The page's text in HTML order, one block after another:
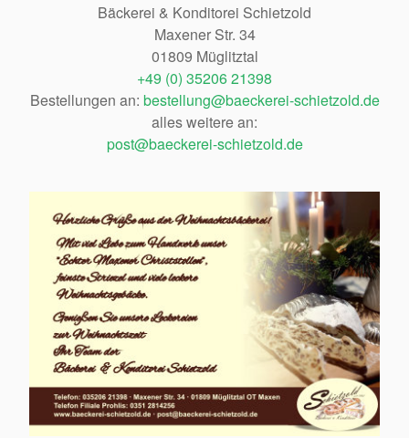
Bäckerei & Konditorei Schietzold
Maxener Str. 34
01809 Müglitztal
+49 (0) 35206 21398
Bestellungen an: bestellung@baeckerei-schietzold.de
alles weitere an:
post@baeckerei-schietzold.de